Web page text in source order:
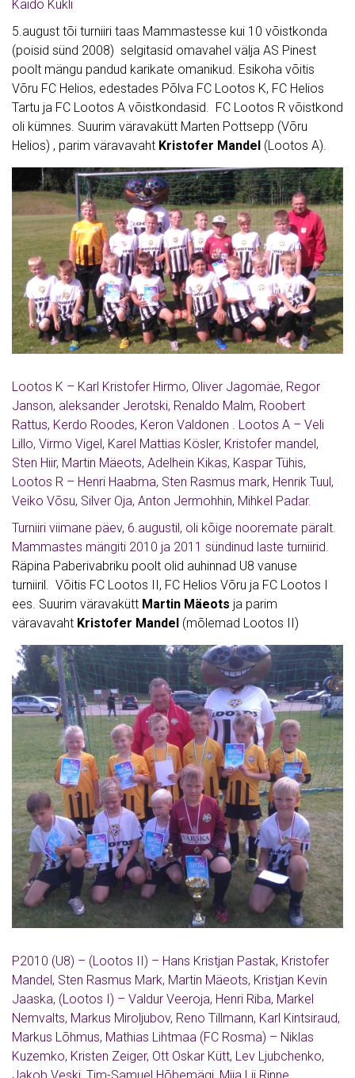
Kaido Kukli
5.august tõi turniiri taas Mammastesse kui 10 võistkonda
(poisid sünd 2008) selgitasid omavahel välja AS Pinest
poolt mängu pandud karikate omanikud. Esikoha võitis
Võru FC Helios, edestades Põlva FC Lootos K, FC Helios
Tartu ja FC Lootos A võistkondasid. FC Lootos R võistkond
oli kümnes. Suurim väravakütt Marten Pottsepp (Võru
Helios) , parim väravavaht Kristofer Mandel (Lootos A).
Lootos K – Karl Kristofer Hirmo, Oliver Jagomäe, Regor
Janson, aleksander Jerotski, Renaldo Malm, Roobert
Rattus, Kerdo Roodes, Keron Valdonen . Lootos A – Veli
Lillo, Virmo Vigel, Karel Mattias Kösler, Kristofer mandel,
Sten Hiir, Martin Mäeots, Adelhein Kikas, Kaspar Tühis,
Lootos R – Henri Haabma, Sten Rasmus mark, Henrik Tuul,
Veiko Võsu, Silver Oja, Anton Jermohhin, Mihkel Padar.
Turniiri viimane päev, 6.augustil, oli kõige nooremate päralt.
Mammastes mängiti 2010 ja 2011 sündinud laste turniirid.
Räpina Paberivabriku poolt olid auhinnad U8 vanuse
turniiril. Võitis FC Lootos II, FC Helios Võru ja FC Lootos I
ees. Suurim väravakütt Martin Mäeots ja parim
väravavaht Kristofer Mandel (mõlemad Lootos II)
P2010 (U8) – (Lootos II) – Hans Kristjan Pastak, Kristofer
Mandel, Sten Rasmus Mark, Martin Mäeots, Kristjan Kevin
Jaaska, (Lootos I) – Valdur Veeroja, Henri Riba, Markel
Nemvalts, Markus Miroljubov, Reno Tillmann, Karl Kintsiraud,
Markus Lõhmus, Mathias Lihtmaa (FC Rosma) – Niklas
Kuzemko, Kristen Zeiger, Ott Oskar Kütt, Lev Ljubchenko,